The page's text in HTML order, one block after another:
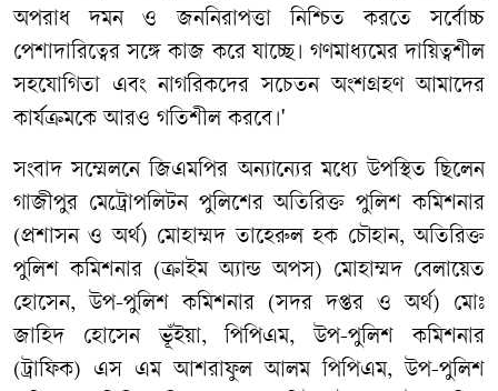
অপরাধ দমন ও জননিরাপত্তা নিশ্চিত করতে সর্বোচ্চ
পেশাদারিত্বের সঙ্গে কাজ করে যাচ্ছে। গণমাধ্যমের দায়িত্বশীল
সহযোগিতা এবং নাগরিকদের সচেতন অংশগ্রহণ আমাদের
কার্যক্রমকে আরও গতিশীল করবে।'
সংবাদ সম্মেলনে জিএমপির অন্যান্যের মধ্যে উপস্থিত ছিলেন
গাজীপুর মেট্রোপলিটন পুলিশের অতিরিক্ত পুলিশ কমিশনার
(প্রশাসন ও অর্থ) মোহাম্মদ তাহেরুল হক চৌহান, অতিরিক্ত
পুলিশ কমিশনার (ক্রাইম অ্যান্ড অপস) মোহাম্মদ বেলায়েত
হোসেন, উপ-পুলিশ কমিশনার (সদর দপ্তর ও অর্থ) মোঃ
জাহিদ হোসেন ভূঁইয়া, পিপিএম, উপ-পুলিশ কমিশনার
(ট্রাফিক) এস এম আশরাফুল আলম পিপিএম, উপ-পুলিশ